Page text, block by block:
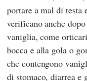
portare a mal di testa
verificano anche
vaniglia, come
bocca e alla gola o
che contengono
di stomaco, diarrea e